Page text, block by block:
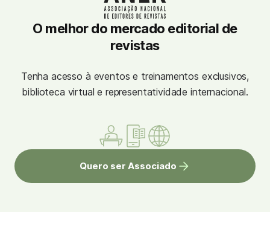
O melhor do mercado editorial de
revistas
Tenha acesso à eventos e treinamentos exclusivos,
biblioteca virtual e representatividade internacional.
Quero ser Associado